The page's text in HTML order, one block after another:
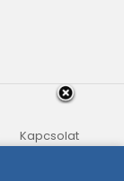
Kapcsolat